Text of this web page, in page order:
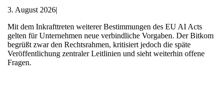
3. August 2026|
Mit dem Inkrafttreten weiterer Bestimmungen des EU AI Acts
gelten für Unternehmen neue verbindliche Vorgaben. Der Bitkom
begrüßt zwar den Rechtsrahmen, kritisiert jedoch die späte
Veröffentlichung zentraler Leitlinien und sieht weiterhin offene
Fragen.